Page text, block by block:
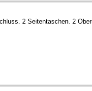
2 Seitentaschen. 2